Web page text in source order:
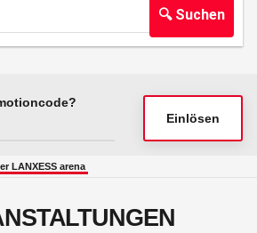
🔍 Suchen
Einlösen
LANXESS arena